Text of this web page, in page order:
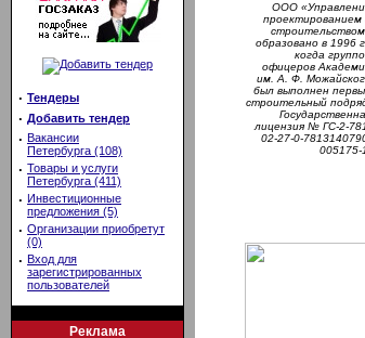
· Тендеры
· Добавить тендер
· Вакансии
Петербурга (108)
· Товары и услуги
Петербурга (411)
· Инвестиционные
предложения (5)
· Организации приобретут
(0)
· Вход для
зарегистрированных
пользователей
Реклама
ООО
проектированием
образовано в 1996 г.,
когда
офицеров
им. А. Ф.
был выполнен
строительный
лицензия № ГС-2-
02-27-0-
005175-